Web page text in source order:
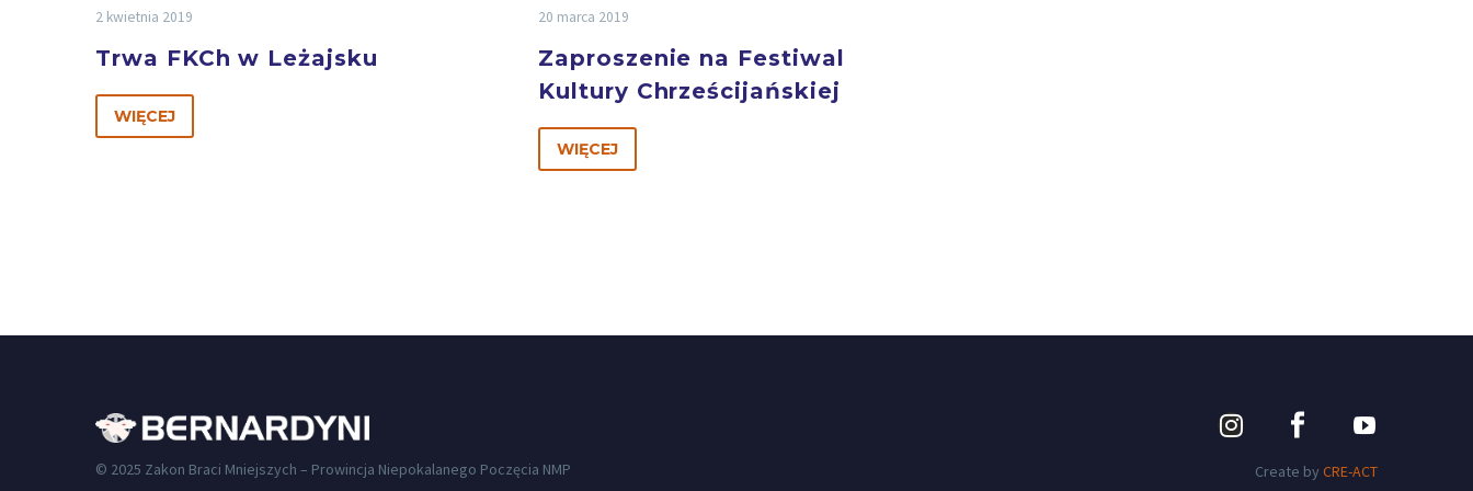
2 kwietnia 2019
Trwa FKCh w Leżajsku
WIĘCEJ
20 marca 2019
Zaproszenie na Festiwal
Kultury Chrześcijańskiej
WIĘCEJ
© 2025 Zakon Braci Mniejszych – Prowincja Niepokalanego Poczęcia NMP Create by CRE-ACT